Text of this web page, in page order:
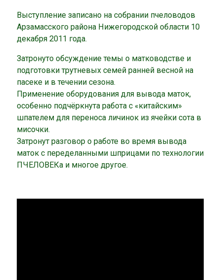
Выступление записано на собрании пчеловодов
Арзамасского района Нижегородской области 10
декабря 2011 года.
Затронуто обсуждение темы о матководстве и
подготовки трутневых семей ранней весной на
пасеке и в течении сезона.
Применение оборудования для вывода маток,
особенно подчёркнута работа с «китайским»
шпателем для переноса личинок из ячейки сота в
мисочки.
Затронут разговор о работе во время вывода
маток с переделанными шприцами по технологии
ПЧЕЛОВЕКа и многое другое.